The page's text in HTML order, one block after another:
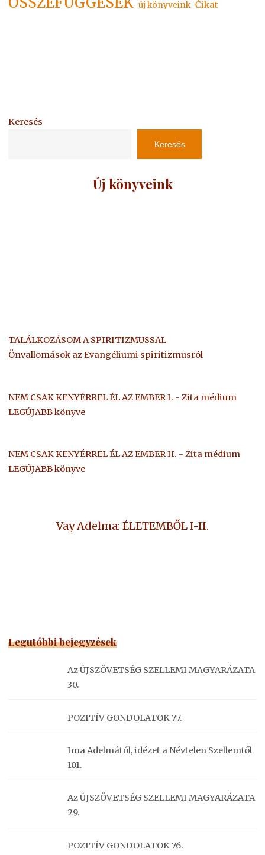
új könyveink Čikat
Keresés
Keresés
Új könyveink
TALÁLKOZÁSOM A SPIRITIZMUSSAL
Önvallomások az Evangéliumi spiritizmusról
NEM CSAK KENYÉRREL ÉL AZ EMBER I. - Zita médium
LEGÚJABB könyve
NEM CSAK KENYÉRREL ÉL AZ EMBER II. - Zita médium
LEGÚJABB könyve
Vay Adelma: ÉLETEMBŐL I-II.
Legutóbbi bejegyzések
Az ÚJSZÖVETSÉG SZELLEMI MAGYARÁZATA
30.
POZITÍV GONDOLATOK 77.
Ima Adelmától, idézet a Névtelen Szellemtől
101.
Az ÚJSZÖVETSÉG SZELLEMI MAGYARÁZATA
29.
POZITÍV GONDOLATOK 76.